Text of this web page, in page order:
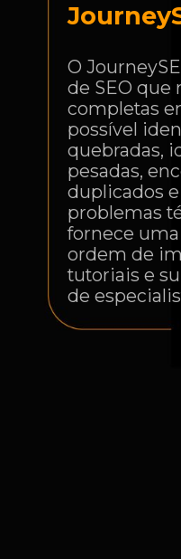
O
de SEO que
completas
possível
quebradas,
pesadas,
duplicados
problemas
fornece
ordem de
tutoriais e
de